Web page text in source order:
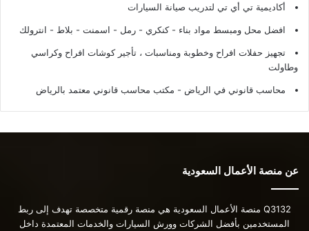
أكاديمية تي أي تي لتدريب صيانة السيارات
افضل محل ومبسط مواد بناء - كنكري - رمل - اسمنت - بلاط - انترولك
تجهيز حفلات افراح وخطوبة ومناسبات ، تأجير كوشات افراح وكراسي
وطاولت
محاسب قانوني في الرياض - مكتب محاسب قانوني معتمد بالرياض
عن منصة الأعمال السعودية
Q3132 منصة الأعمال السعودية هي منصة رقمية متخصصة تهدف إلى ربط
المستخدمين بأفضل الشركات وورش السيارات والخدمات المعتمدة داخل